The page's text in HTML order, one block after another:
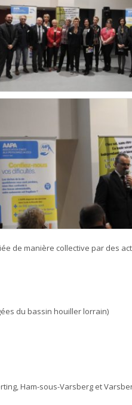
de manière collective par des
du bassin houiller lorrain)
Ham-sous-Varsberg et